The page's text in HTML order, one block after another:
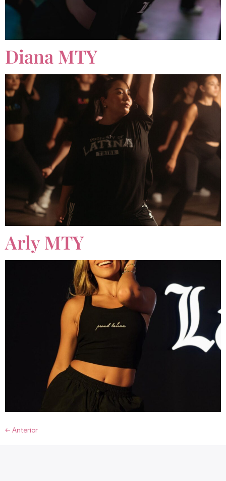
Diana MTY
Arly MTY
← Anterior